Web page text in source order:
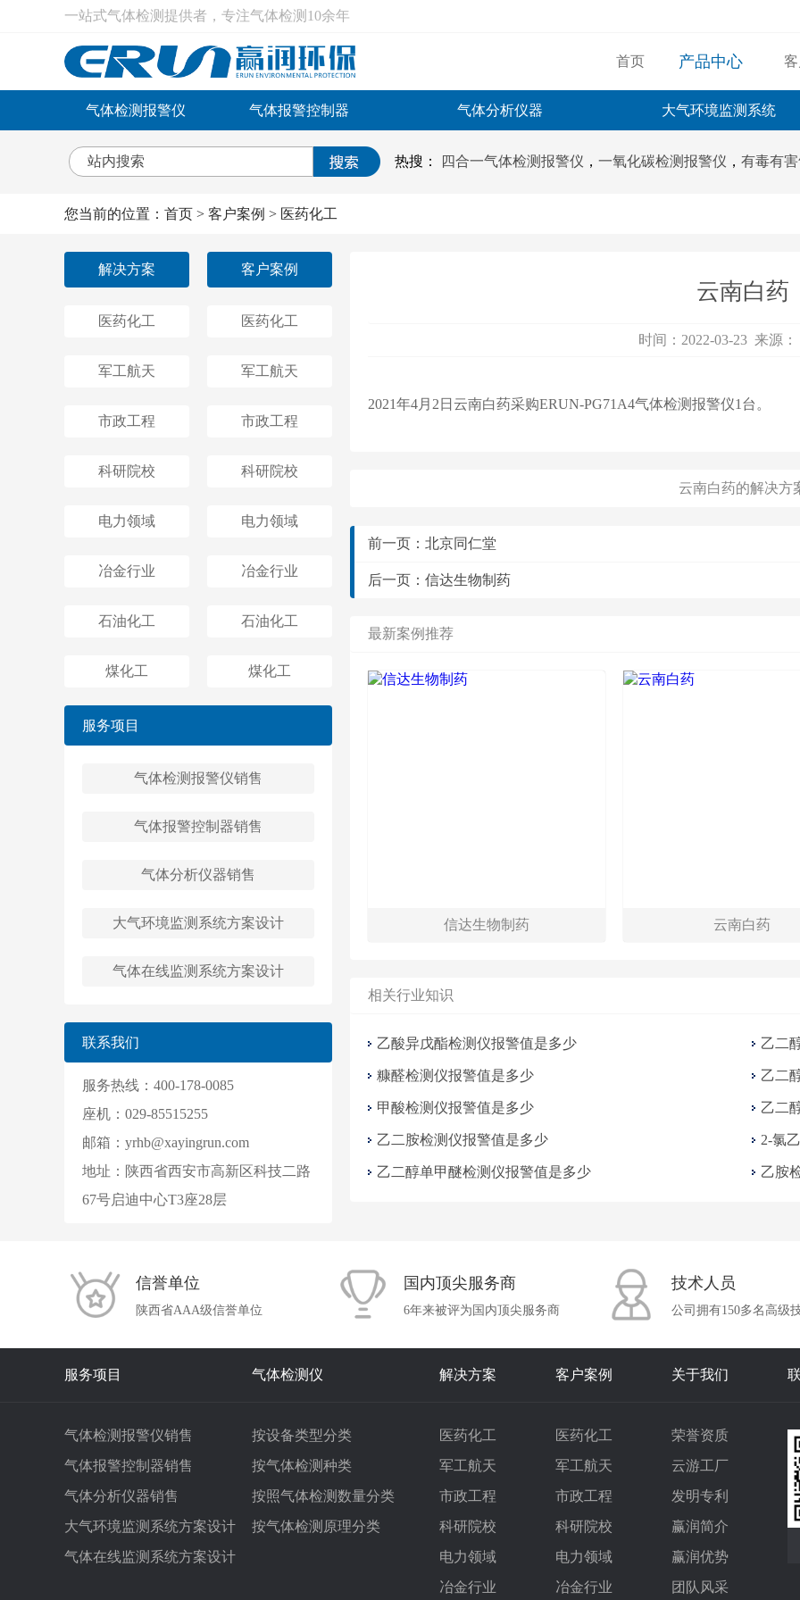
一站式气体检测提供者，专注气体检测10余年
首页 产品中心
气体检测报警仪 气体报警控制器 气体分析仪器 大气环境监测系统
热搜： 四合一气体检测报警仪 ， 一氧化碳检测报警仪 ， 有毒有
您当前的位置： 首页 > 客户案例 > 医药化工
解决方案 客户案例
医药化工
军工航天
市政工程
科研院校
电力领域
冶金行业
石油化工
煤化工
医药化工
军工航天
市政工程
科研院校
电力领域
冶金行业
石油化工
煤化工
服务项目
气体检测报警仪销售
气体报警控制器销售
气体分析仪器销售
大气环境监测系统方案设计
气体在线监测系统方案设计
联系我们
服务热线：400-178-0085
座机：029-85515255
邮箱：yrhb@xayingrun.com
地址：陕西省西安市高新区科技二路
67号启迪中心T3座28层
云南白药
时间：2022-03-23 来源
2021年4月2日云南白药采购ERUN-PG71A4气体检测报警仪1台。
云南白药的解决方
前一页： 北京同仁堂
后一页： 信达生物制药
最新案例推荐
信达生物制药 云南白药
相关行业知识
乙酸异戊酯检测仪报警值是多少
糠醛检测仪报警值是多少
甲酸检测仪报警值是多少
乙二胺检测仪报警值是多少
乙二醇单甲醚检测仪报警值是多少
乙二
乙二
乙二
2-氯
乙胺
信誉单位
陕西省AAA级信誉单位
国内顶尖服务商
6年来被评为国内顶尖服务商
技术人员
公司拥有150多名高级
服务项目 气体检测仪 解决方案 客户案例 关于我们
气体检测报警仪销售
气体报警控制器销售
气体分析仪器销售
大气环境监测系统方案设计
气体在线监测系统方案设计
按设备类型分类
按气体检测种类
按照气体检测数量分类
按气体检测原理分类
医药化工
军工航天
市政工程
科研院校
电力领域
冶金行业
医药化工
军工航天
市政工程
科研院校
电力领域
冶金行业
荣誉资质
云游工厂
发明专利
赢润简介
赢润优势
团队风采